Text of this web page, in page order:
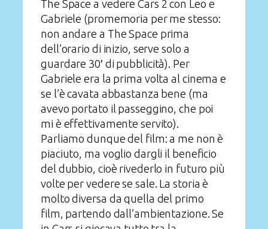
The Space a vedere Cars 2 con Leo e
Gabriele (promemoria per me stesso:
non andare a The Space prima
dell’orario di inizio, serve solo a
guardare 30′ di pubblicità). Per
Gabriele era la prima volta al cinema e
se l’è cavata abbastanza bene (ma
avevo portato il passeggino, che poi
mi è effettivamente servito).
Parliamo dunque del film: a me non è
piaciuto, ma voglio dargli il beneficio
del dubbio, cioè rivederlo in futuro più
volte per vedere se sale. La storia è
molto diversa da quella del primo
film, partendo dall’ambientazione. Se